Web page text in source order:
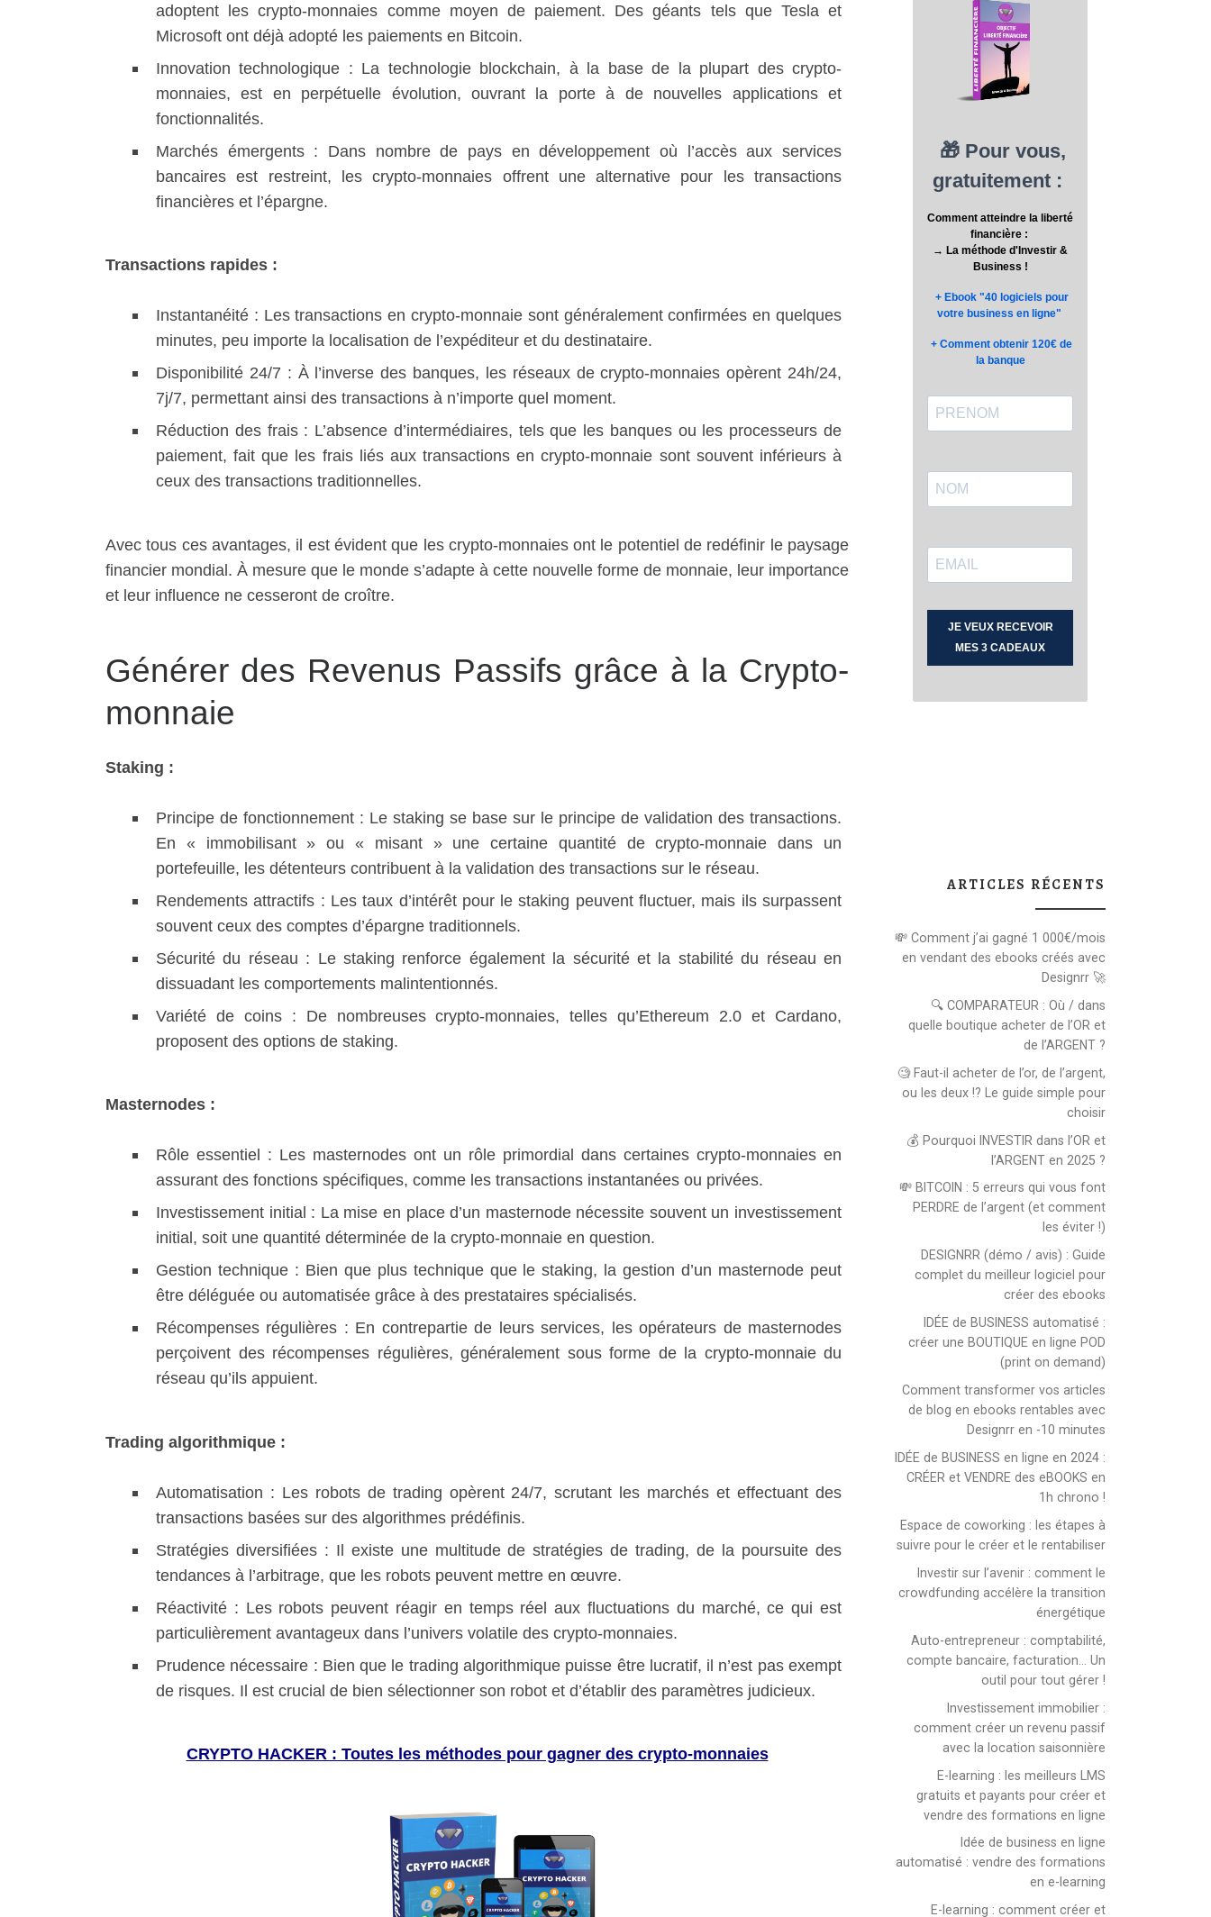
adoptent les crypto-monnaies comme moyen de paiement. Des géants tels que Tesla et
Microsoft ont déjà adopté les paiements en Bitcoin.
Innovation technologique : La technologie blockchain, à la base de la plupart des crypto-
monnaies, est en perpétuelle évolution, ouvrant la porte à de nouvelles applications et
fonctionnalités.
Marchés émergents : Dans nombre de pays en développement où l’accès aux services
bancaires est restreint, les crypto-monnaies offrent une alternative pour les transactions
financières et l’épargne.
Transactions rapides :
Instantanéité : Les transactions en crypto-monnaie sont généralement confirmées en quelques
minutes, peu importe la localisation de l’expéditeur et du destinataire.
Disponibilité 24/7 : À l’inverse des banques, les réseaux de crypto-monnaies opèrent 24h/24,
7j/7, permettant ainsi des transactions à n’importe quel moment.
Réduction des frais : L’absence d’intermédiaires, tels que les banques ou les processeurs de
paiement, fait que les frais liés aux transactions en crypto-monnaie sont souvent inférieurs à
ceux des transactions traditionnelles.
Avec tous ces avantages, il est évident que les crypto-monnaies ont le potentiel de redéfinir le paysage
financier mondial. À mesure que le monde s’adapte à cette nouvelle forme de monnaie, leur importance
et leur influence ne cesseront de croître.
Générer des Revenus Passifs grâce à la Crypto-
monnaie
Staking :
Principe de fonctionnement : Le staking se base sur le principe de validation des transactions.
En « immobilisant » ou « misant » une certaine quantité de crypto-monnaie dans un
portefeuille, les détenteurs contribuent à la validation des transactions sur le réseau.
Rendements attractifs : Les taux d’intérêt pour le staking peuvent fluctuer, mais ils surpassent
souvent ceux des comptes d’épargne traditionnels.
Sécurité du réseau : Le staking renforce également la sécurité et la stabilité du réseau en
dissuadant les comportements malintentionnés.
Variété de coins : De nombreuses crypto-monnaies, telles qu’Ethereum 2.0 et Cardano,
proposent des options de staking.
Masternodes :
Rôle essentiel : Les masternodes ont un rôle primordial dans certaines crypto-monnaies en
assurant des fonctions spécifiques, comme les transactions instantanées ou privées.
Investissement initial : La mise en place d’un masternode nécessite souvent un investissement
initial, soit une quantité déterminée de la crypto-monnaie en question.
Gestion technique : Bien que plus technique que le staking, la gestion d’un masternode peut
être déléguée ou automatisée grâce à des prestataires spécialisés.
Récompenses régulières : En contrepartie de leurs services, les opérateurs de masternodes
perçoivent des récompenses régulières, généralement sous forme de la crypto-monnaie du
réseau qu’ils appuient.
Trading algorithmique :
Automatisation : Les robots de trading opèrent 24/7, scrutant les marchés et effectuant des
transactions basées sur des algorithmes prédéfinis.
Stratégies diversifiées : Il existe une multitude de stratégies de trading, de la poursuite des
tendances à l’arbitrage, que les robots peuvent mettre en œuvre.
Réactivité : Les robots peuvent réagir en temps réel aux fluctuations du marché, ce qui est
particulièrement avantageux dans l’univers volatile des crypto-monnaies.
Prudence nécessaire : Bien que le trading algorithmique puisse être lucratif, il n’est pas exempt
de risques. Il est crucial de bien sélectionner son robot et d’établir des paramètres judicieux.
CRYPTO HACKER : Toutes les méthodes pour gagner des crypto-monnaies
ARTICLES RÉCENTS
💸 Comment j’ai gagné 1 000€/mois
en vendant des ebooks créés avec
Designrr 🚀
🔍 COMPARATEUR : Où / dans
quelle boutique acheter de l’OR et
de l’ARGENT ?
🧐 Faut-il acheter de l’or, de l’argent,
ou les deux !? Le guide simple pour
choisir
💰 Pourquoi INVESTIR dans l’OR et
l’ARGENT en 2025 ?
💸 BITCOIN : 5 erreurs qui vous font
PERDRE de l’argent (et comment
les éviter !)
DESIGNRR (démo / avis) : Guide
complet du meilleur logiciel pour
créer des ebooks
IDÉE de BUSINESS automatisé :
créer une BOUTIQUE en ligne POD
(print on demand)
Comment transformer vos articles
de blog en ebooks rentables avec
Designrr en -10 minutes
IDÉE de BUSINESS en ligne en 2024 :
CRÉER et VENDRE des eBOOKS en
1h chrono !
Espace de coworking : les étapes à
suivre pour le créer et le rentabiliser
Investir sur l’avenir : comment le
crowdfunding accélère la transition
énergétique
Auto-entrepreneur : comptabilité,
compte bancaire, facturation… Un
outil pour tout gérer !
Investissement immobilier :
comment créer un revenu passif
avec la location saisonnière
E-learning : les meilleurs LMS
gratuits et payants pour créer et
vendre des formations en ligne
Idée de business en ligne
automatisé : vendre des formations
en e-learning
E-learning : comment créer et